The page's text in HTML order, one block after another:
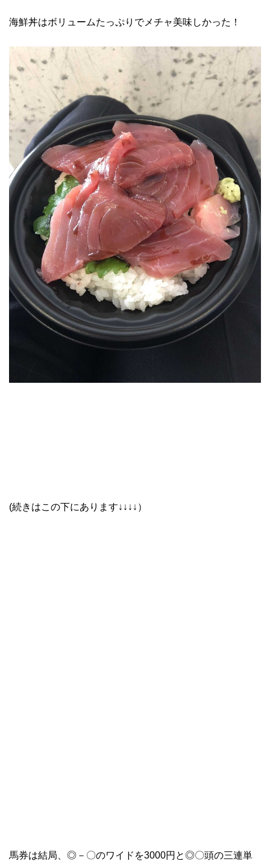
海鮮丼はボリュームたっぷりでメチャ美味しかった！
(続きはこの下にあります↓↓↓↓）
馬券は結局、◎－〇のワイドを3000円と◎〇頭の三連単